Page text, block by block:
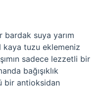
bardak suya yarım
kaya tuzu eklemeniz
sadece lezzetli bir
bağışıklık
bir antioksidan